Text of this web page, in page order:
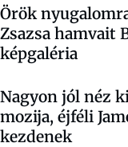
Örök
Zsazsa hamvait
képgaléria
Nagyon jól néz
mozija, éjféli
kezdenek